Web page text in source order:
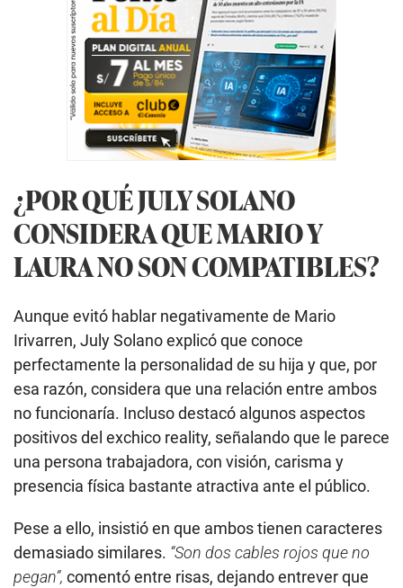
¿POR QUÉ JULY SOLANO
CONSIDERA QUE MARIO Y
LAURA NO SON COMPATIBLES?
Aunque evitó hablar negativamente de Mario
Irivarren, July Solano explicó que conoce
perfectamente la personalidad de su hija y que, por
esa razón, considera que una relación entre ambos
no funcionaría. Incluso destacó algunos aspectos
positivos del exchico reality, señalando que le parece
una persona trabajadora, con visión, carisma y
presencia física bastante atractiva ante el público.
Pese a ello, insistió en que ambos tienen caracteres
demasiado similares. “Son dos cables rojos que no
pegan”, comentó entre risas, dejando entrever que